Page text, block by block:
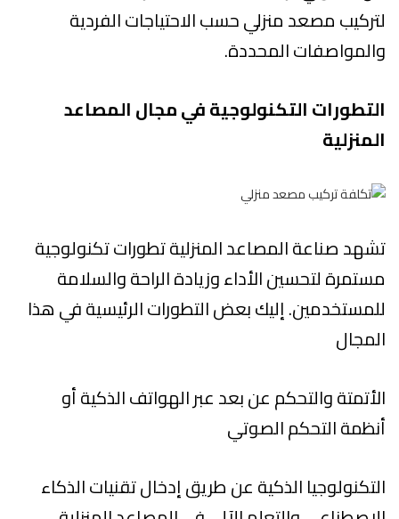
لتركيب مصعد منزلي حسب الاحتياجات الفردية
والمواصفات المحددة.
التطورات التكنولوجية في مجال المصاعد
المنزلية
تشهد صناعة المصاعد المنزلية تطورات تكنولوجية
مستمرة لتحسين الأداء وزيادة الراحة والسلامة
للمستخدمين. إليك بعض التطورات الرئيسية في هذا
المجال
الأتمتة والتحكم عن بعد عبر الهواتف الذكية أو
أنظمة التحكم الصوتي
التكنولوجيا الذكية عن طريق إدخال تقنيات الذكاء